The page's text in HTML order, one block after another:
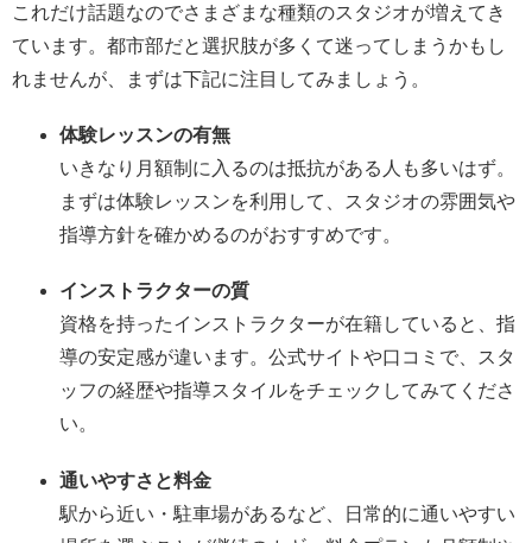
これだけ話題なのでさまざまな種類のスタジオが増えてき
ています。都市部だと選択肢が多くて迷ってしまうかもし
れませんが、まずは下記に注目してみましょう。
体験レッスンの有無
いきなり月額制に入るのは抵抗がある人も多いはず。
まずは体験レッスンを利用して、スタジオの雰囲気や
指導方針を確かめるのがおすすめです。
インストラクターの質
資格を持ったインストラクターが在籍していると、指
導の安定感が違います。公式サイトや口コミで、スタ
ッフの経歴や指導スタイルをチェックしてみてくださ
い。
通いやすさと料金
駅から近い・駐車場があるなど、日常的に通いやすい